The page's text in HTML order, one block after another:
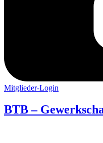
Mitglieder-Login
BTB –